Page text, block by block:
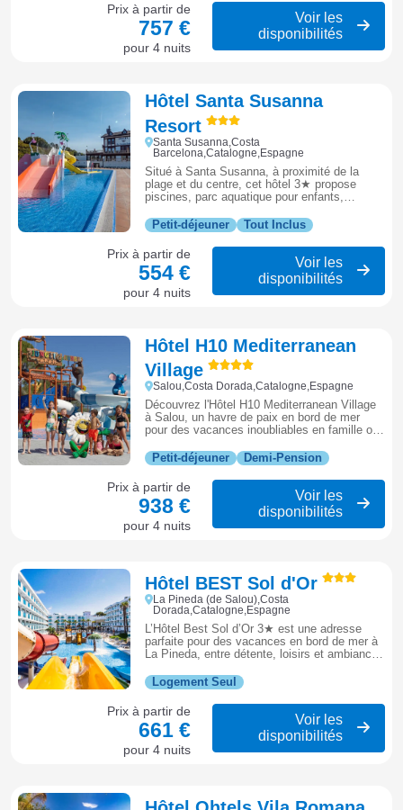
Prix à partir de
757 €
pour 4 nuits
Voir les
disponibilités
Hôtel Santa Susanna
Resort
Santa Susanna,Costa
Barcelona,Catalogne,Espagne
Situé à Santa Susanna, à proximité de la
plage et du centre, cet hôtel 3★ propose
piscines, parc aquatique pour enfants,
familial à prix accessible sur la Costa
Barcelona.
Petit-déjeuner Tout Inclus
Prix à partir de
554 €
pour 4 nuits
Voir les
disponibilités
Hôtel H10 Mediterranean
Village
Salou,Costa Dorada,Catalogne,Espagne
Découvrez l'Hôtel H10 Mediterranean Village
à Salou, un havre de paix en bord de mer
pour des vacances inoubliables en famille ou
Petit-déjeuner
Demi-Pension
Prix à partir de
938 €
pour 4 nuits
Voir les
disponibilités
Hôtel BEST Sol d'Or
La Pineda (de Salou),Costa
Dorada,Catalogne,Espagne
L’Hôtel Best Sol d’Or 3★ est une adresse
parfaite pour des vacances en bord de mer à
La Pineda, entre détente, loisirs et ambiance
Logement Seul
Prix à partir de
661 €
pour 4 nuits
Voir les
disponibilités